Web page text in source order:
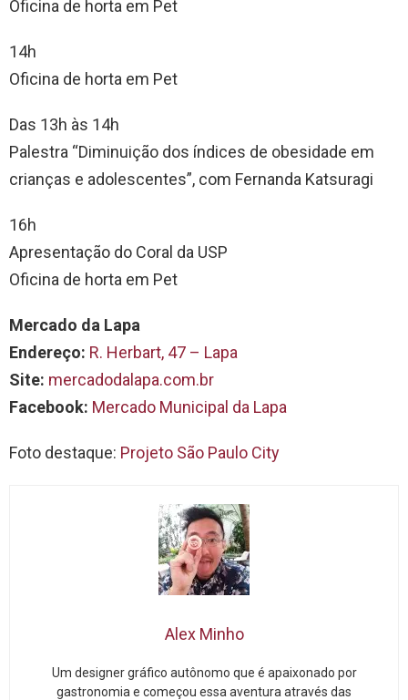
Oficina de horta em Pet
14h
Oficina de horta em Pet
Das 13h às 14h
Palestra “Diminuição dos índices de obesidade em
crianças e adolescentes”, com Fernanda Katsuragi
16h
Apresentação do Coral da USP
Oficina de horta em Pet
Mercado da Lapa
Endereço: R. Herbart, 47 – Lapa
Site: mercadodalapa.com.br
Facebook: Mercado Municipal da Lapa
Foto destaque: Projeto São Paulo City
Alex Minho
Um designer gráfico autônomo que é apaixonado por
gastronomia e começou essa aventura através das